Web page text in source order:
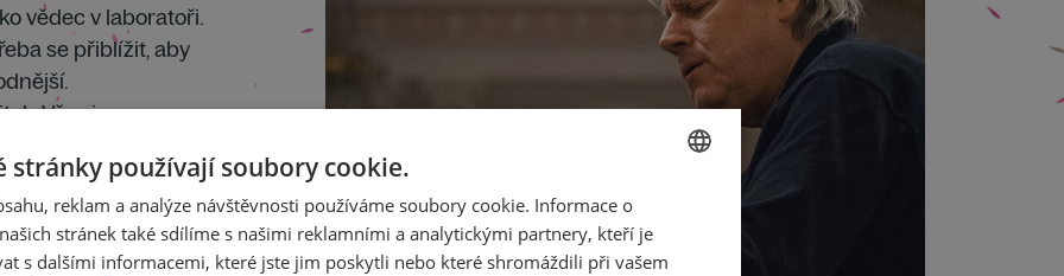
vědec v laboratoři.
se přiblížit, aby
Věnuje se pouze
s orchestry
co udělám, závisí
nemožné. Člověk
s
ENGLISH
stránky používají soubory cookie.
reklam a analýze návštěvnosti používáme soubory cookie. Informace o
stránek také sdílíme s našimi reklamními a analytickými partnery, kteří je
s dalšími informacemi, které jste jim poskytli nebo které shromáždili při vašem